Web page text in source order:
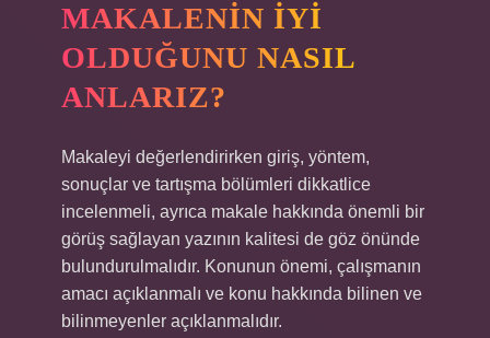
MAKALENIN IYI
OLDUĞUNU NASIL
ANLARIZ?
Makaleyi değerlendirirken giriş, yöntem,
sonuçlar ve tartışma bölümleri dikkatlice
incelenmeli, ayrıca makale hakkında önemli bir
görüş sağlayan yazının kalitesi de göz önünde
bulundurulmalıdır. Konunun önemi, çalışmanın
amacı açıklanmalı ve konu hakkında bilinen ve
bilinmeyenler açıklanmalıdır.